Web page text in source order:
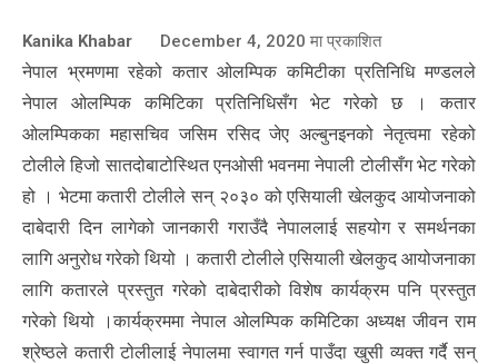
Kanika Khabar December 4, 2020 मा प्रकाशित
नेपाल भ्रमणमा रहेको कतार ओलम्पिक कमिटीका प्रतिनिधि मण्डलले
नेपाल ओलम्पिक कमिटिका प्रतिनिधिसँग भेट गरेको छ । कतार
ओलम्पिकका महासचिव जसिम रसिद जेए अल्बुनइनको नेतृत्वमा रहेको
टोलीले हिजो सातदोबाटोस्थित एनओसी भवनमा नेपाली टोलीसँग भेट गरेको
हो । भेटमा कतारी टोलीले सन् २०३० को एसियाली खेलकुद आयोजनाको
दाबेदारी दिन लागेको जानकारी गराउँदै नेपाललाई सहयोग र समर्थनका
लागि अनुरोध गरेको थियो । कतारी टोलीले एसियाली खेलकुद आयोजनाका
लागि कतारले प्रस्तुत गरेको दाबेदारीको विशेष कार्यक्रम पनि प्रस्तुत
गरेको थियो ।कार्यक्रममा नेपाल ओलम्पिक कमिटिका अध्यक्ष जीवन राम
श्रेष्ठले कतारी टोलीलाई नेपालमा स्वागत गर्न पाउँदा खुसी व्यक्त गर्दै सन्